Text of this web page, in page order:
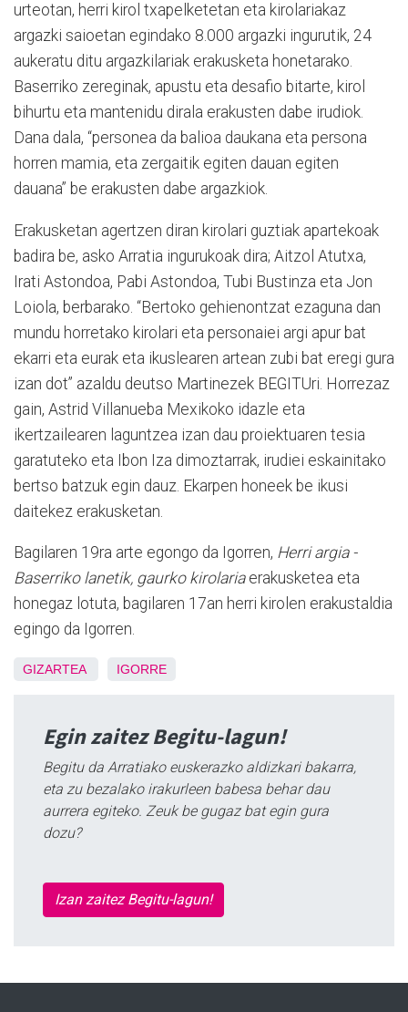
urteotan, herri kirol txapelketetan eta kirolariakaz
argazki saioetan egindako 8.000 argazki ingurutik, 24
aukeratu ditu argazkilariak erakusketa honetarako.
Baserriko zereginak, apustu eta desafio bitarte, kirol
bihurtu eta mantenidu dirala erakusten dabe irudiok.
Dana dala, “personea da balioa daukana eta persona
horren mamia, eta zergaitik egiten dauan egiten
dauana” be erakusten dabe argazkiok.
Erakusketan agertzen diran kirolari guztiak apartekoak
badira be, asko Arratia ingurukoak dira; Aitzol Atutxa,
Irati Astondoa, Pabi Astondoa, Tubi Bustinza eta Jon
Loiola, berbarako. “Bertoko gehienontzat ezaguna dan
mundu horretako kirolari eta personaiei argi apur bat
ekarri eta eurak eta ikuslearen artean zubi bat eregi gura
izan dot” azaldu deutso Martinezek BEGITUri. Horrezaz
gain, Astrid Villanueba Mexikoko idazle eta
ikertzailearen laguntzea izan dau proiektuaren tesia
garatuteko eta Ibon Iza dimoztarrak, irudiei eskainitako
bertso batzuk egin dauz. Ekarpen honeek be ikusi
daitekez erakusketan.
Bagilaren 19ra arte egongo da Igorren, Herri argia -
Baserriko lanetik, gaurko kirolariaerakusketea eta
honegaz lotuta, bagilaren 17an herri kirolen erakustaldia
egingo da Igorren.
GIZARTEA IGORRE
Egin zaitez Begitu-lagun!
Begitu da Arratiako euskerazko aldizkari bakarra,
eta zu bezalako irakurleen babesa behar dau
aurrera egiteko. Zeuk be gugaz bat egin gura
dozu?
Izan zaitez Begitu-lagun!